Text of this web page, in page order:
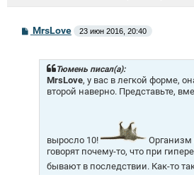
С
о
MrsLove 23 июн 2016, 20:40
Тюмень писал(а):
MrsLove, у вас в легкой форме,
второй наверно. Представьте,
выросло 10!
Организм
говорят почему-то, что при
бывают в последствии. Как-то